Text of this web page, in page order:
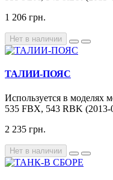
1 206 грн.
Нет в наличии
ТАЛИИ-ПОЯС
Используется в моделях
535 FBX, 543 RBK
2 235 грн.
Нет в наличии